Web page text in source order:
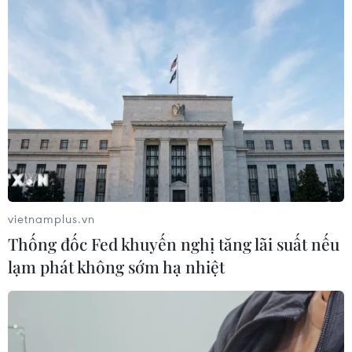
Gắn kết cộng đồng, phát huy vai trò
của cộng đồng người Việt Nam tại
Nhật Bản
22/07/2026 14:44
Lượng kiều hối về Thành phố Hồ Chí
Minh giảm gần 23% sau nửa năm
22/07/2026 06:22
Ấm áp nghĩa tình của những cựu
22/07/2026 03:14
vietnamplus.vn
Thống đốc Fed khuyến nghị tăng lãi suất nếu
lạm phát không sớm hạ nhiệt